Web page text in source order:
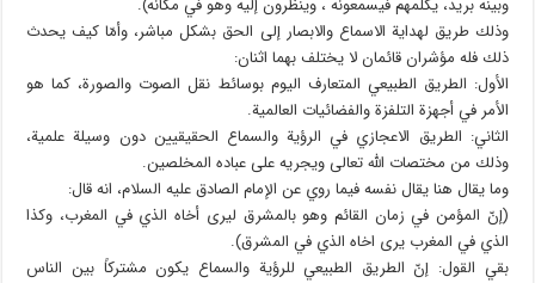
وبينه بريد، يكلّمهم فيسمعونه ، وينظرون إليه وهو في مكانه).
وذلك طريق لهداية الاسماع والابصار إلى الحق بشكل مباشر، وأمّا كيف يحدث
ذلك فله مؤشران قائمان لا يختلف بهما اثنان:
الأول: الطريق الطبيعي المتعارف اليوم بوسائط نقل الصوت والصورة، كما هو
الأمر في أجهزة التلفزة والفضائيات العالمية.
الثاني: الطريق الاعجازي في الرؤية والسماع الحقيقيين دون وسيلة علمية،
وذلك من مختصات الله تعالى ويجريه على عباده المخلصين.
وما يقال هنا يقال نفسه فيما روي عن الإمام الصادق عليه السلام، انه قال:
(إنّ المؤمن في زمان القائم وهو بالمشرق ليرى أخاه الذي في المغرب، وكذا
الذي في المغرب يرى اخاه الذي في المشرق).
بقي القول: إنّ الطريق الطبيعي للرؤية والسماع يكون مشتركاً بين الناس